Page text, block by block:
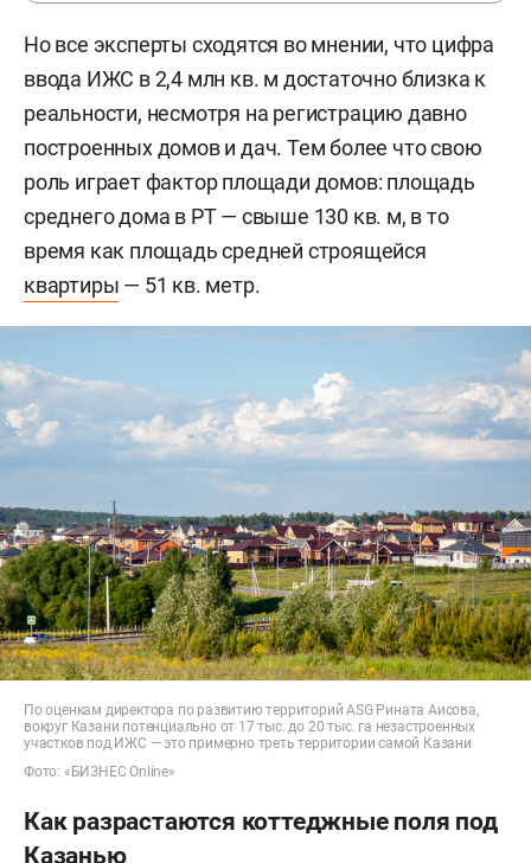
Но все эксперты сходятся во мнении, что цифра
ввода ИЖС в 2,4 млн кв. м достаточно близка к
реальности, несмотря на регистрацию давно
построенных домов и дач. Тем более что свою
роль играет фактор площади домов: площадь
среднего дома в РТ — свыше 130 кв. м, в то
время как площадь средней строящейся
квартиры — 51 кв. метр.
По оценкам директора по развитию территорий ASG Рината Аисова,
вокруг Казани потенциально от 17 тыс. до 20 тыс. га незастроенных
участков под ИЖС — это примерно треть территории самой Казани
Фото: «БИЗНЕС Online»
Как разрастаются коттеджные поля под
Казанью